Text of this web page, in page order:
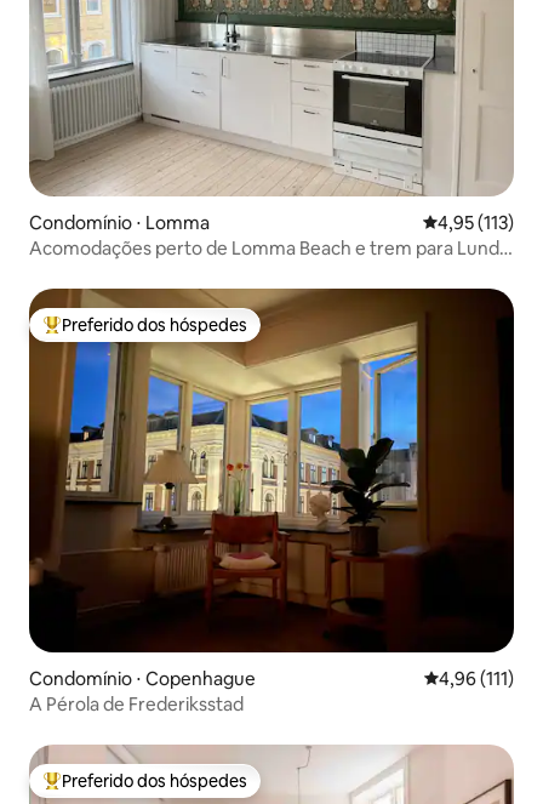
Condomínio ⋅ Lomma 4,95 de uma
4,95 (113)
Acomodações perto de Lomma Beach e trem para Lund e
Entre os melhores preferidos dos hóspedes
Preferido dos hóspedes
Condomínio ⋅ Copenhague 4,96 de uma
4,96 (111)
A Pérola de Frederiksstad
Entre os melhores preferidos dos hóspedes
Preferido dos hóspedes